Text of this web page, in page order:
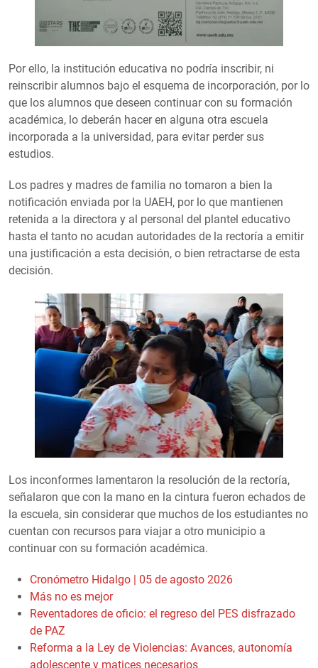
Por ello, la institución educativa no podría inscribir, ni
reinscribir alumnos bajo el esquema de incorporación, por lo
que los alumnos que deseen continuar con su formación
académica, lo deberán hacer en alguna otra escuela
incorporada a la universidad, para evitar perder sus
estudios.
Los padres y madres de familia no tomaron a bien la
notificación enviada por la UAEH, por lo que mantienen
retenida a la directora y al personal del plantel educativo
hasta el tanto no acudan autoridades de la rectoría a emitir
una justificación a esta decisión, o bien retractarse de esta
decisión.
Los inconformes lamentaron la resolución de la rectoría,
señalaron que con la mano en la cintura fueron echados de
la escuela, sin considerar que muchos de los estudiantes no
cuentan con recursos para viajar a otro municipio a
continuar con su formación académica.
Cronómetro Hidalgo | 05 de agosto 2026
Más no es mejor
Reventadores de oficio: el regreso del PES disfrazado
de PAZ
Reforma a la Ley de Violencias: Avances, autonomía
adolescente y matices necesarios